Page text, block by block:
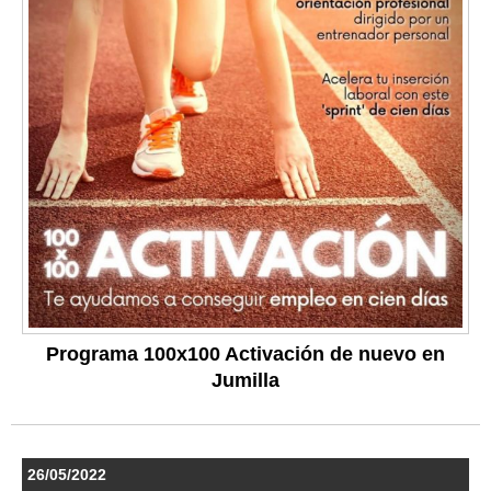
Programa 100x100 Activación de nuevo en
Jumilla
26/05/2022